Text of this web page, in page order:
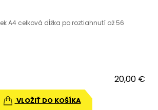
A4 celková dĺžka po roztiahnutí až 56
20,00 €
VLOŽIŤ DO KOŠÍKA